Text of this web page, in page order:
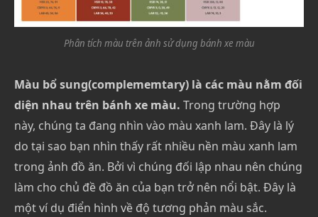
Phân tích màu trên ảnh sử dụng bánh xe màu
Màu bổ sung(complememtary) là các màu nằm đối
diện nhau trên bánh xe màu. Trong trường hợp
này, chúng ta đang nhìn vào màu xanh lam. Đây là lý
do tại sao bạn nhìn thấy rất nhiều nền màu xanh lam
trong ảnh đồ ăn. Bởi vì chúng đối lập nhau nên chúng
làm cho chủ đề đồ ăn của bạn trở nên nổi bật. Đây là
một ví dụ điển hình về độ tương phản màu sắc.